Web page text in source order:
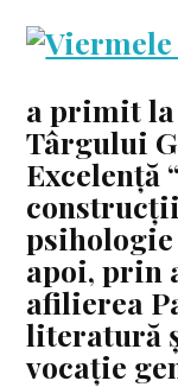
a primit la
Târgului
Excelență
apoi, prin
afilierea
literatură
vocație